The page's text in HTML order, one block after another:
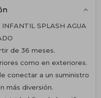
SPLASH AGUA
de 36 meses.
como en exteriores.
conectar a un suministro
más diversión.